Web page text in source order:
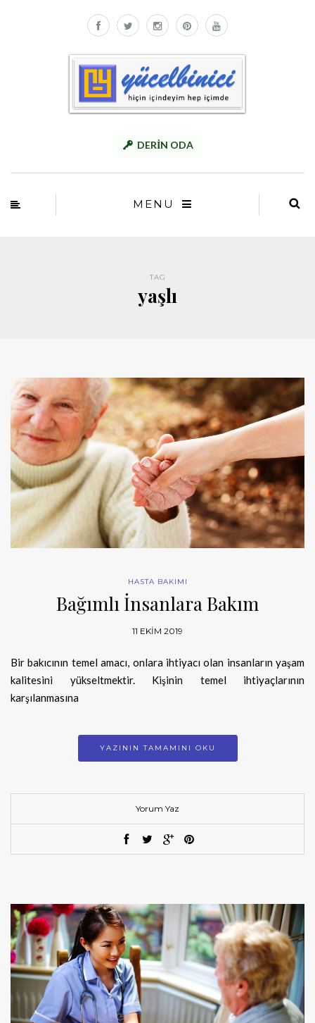
DERİN ODA
MENU
TAG
yaşlı
HASTA BAKIMI
Bağımlı İnsanlara Bakım
11 EKIM 2019
Bir bakıcının temel amacı, onlara ihtiyacı olan insanların yaşam
kalitesini yükseltmektir. Kişinin temel ihtiyaçlarının
karşılanmasına
YAZININ TAMAMINI OKU
Yorum Yaz